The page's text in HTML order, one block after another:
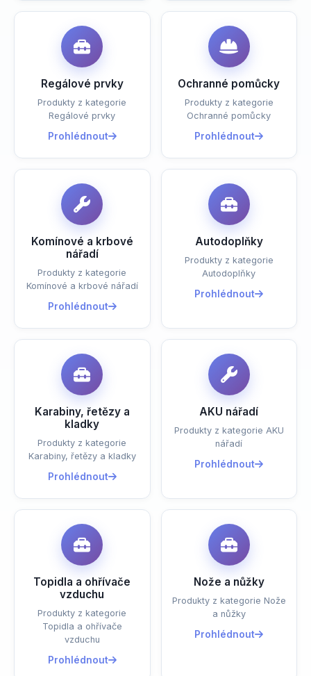
Regálové prvky
Produkty z kategorie
Regálové prvky
Prohlédnout
Ochranné pomůcky
Produkty z kategorie
Ochranné pomůcky
Prohlédnout
Komínové a krbové
nářadí
Produkty z kategorie
Komínové a krbové nářadí
Prohlédnout
Autodoplňky
Produkty z kategorie
Autodoplňky
Prohlédnout
Karabiny, řetězy a
kladky
Produkty z kategorie
Karabiny, řetězy a kladky
Prohlédnout
AKU nářadí
Produkty z kategorie AKU
nářadí
Prohlédnout
Topidla a ohřívače
vzduchu
Produkty z kategorie
Topidla a ohřívače
vzduchu
Prohlédnout
Nože a nůžky
Produkty z kategorie Nože
a nůžky
Prohlédnout